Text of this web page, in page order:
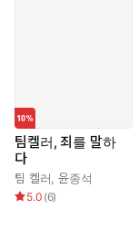
팀켈러, 죄를 말하
다
팀 켈러,윤종석
5.0 (6)